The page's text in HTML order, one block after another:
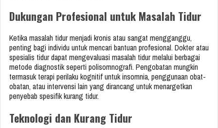
Dukungan Profesional untuk Masalah Tidur
Ketika masalah tidur menjadi kronis atau sangat mengganggu,
penting bagi individu untuk mencari bantuan profesional. Dokter atau
spesialis tidur dapat mengevaluasi masalah tidur melalui berbagai
metode diagnostik seperti polisomnografi. Pengobatan mungkin
termasuk terapi perilaku kognitif untuk insomnia, penggunaan obat-
obatan, atau intervensi lain yang dirancang untuk menargetkan
penyebab spesifik kurang tidur.
Teknologi dan Kurang Tidur